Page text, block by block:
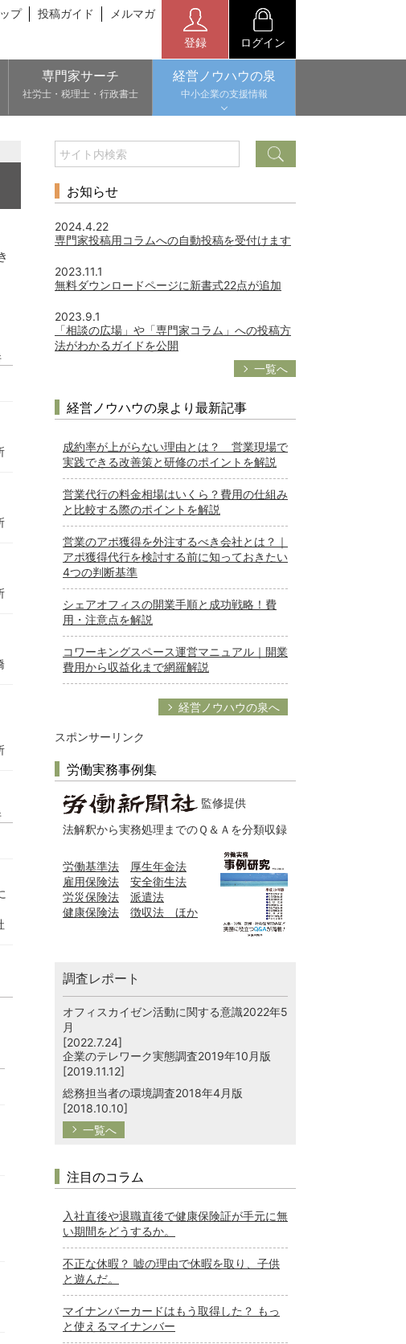
プ 投稿ガイド メルマガ
登録 ログイン
専門家サーチ
社労士・税理士・行政書士
経営ノウハウの泉
中小企業の支援情報
お知らせ
2024.4.22
専門家投稿用コラムへの自動投稿を受付けます
2023.11.1
無料ダウンロードページに新書式22点が追加
2023.9.1
「相談の広場」や「専門家コラム」への投稿方
法がわかるガイドを公開
一覧へ
経営ノウハウの泉より最新記事
成約率が上がらない理由とは？ 営業現場で
実践できる改善策と研修のポイントを解説
営業代行の料金相場はいくら？費用の仕組み
と比較する際のポイントを解説
営業のアポ獲得を外注するべき会社とは？｜
アポ獲得代行を検討する前に知っておきたい
4つの判断基準
シェアオフィスの開業手順と成功戦略！費
用・注意点を解説
コワーキングスペース運営マニュアル｜開業
費用から収益化まで網羅解説
経営ノウハウの泉へ
スポンサーリンク
労働実務事例集
監修提供
法解釈から実務処理までのＱ＆Ａを分類収録
労働基準法
厚生年金法
雇用保険法
安全衛生法
労災保険法
派遣法
健康保険法
徴収法 ほか
調査レポート
オフィスカイゼン活動に関する意識2022年5
月
[2022.7.24]
企業のテレワーク実態調査2019年10月版
[2019.11.12]
総務担当者の環境調査2018年4月版
[2018.10.10]
一覧へ
注目のコラム
入社直後や退職直後で健康保険証が手元に無
い期間をどうするか。
不正な休暇？ 嘘の理由で休暇を取り、子供
と遊んだ。
マイナンバーカードはもう取得した？ もっ
と使えるマイナンバー